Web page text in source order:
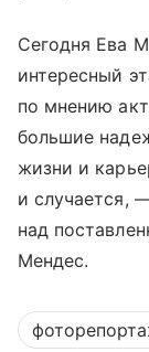
Сегодня Ева
интересный
по мнению
большие
жизни и
и случается,
над
Мендес.